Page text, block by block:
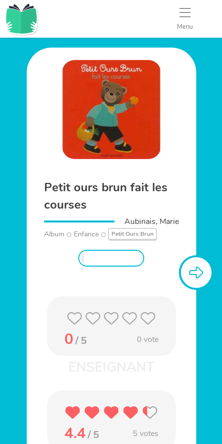
Menu
Petit ours brun fait les
courses
Aubinais, Marie
Album Enfance Petit Ours Brun
0/ 5 0 vote
4.4/ 5 5 votes